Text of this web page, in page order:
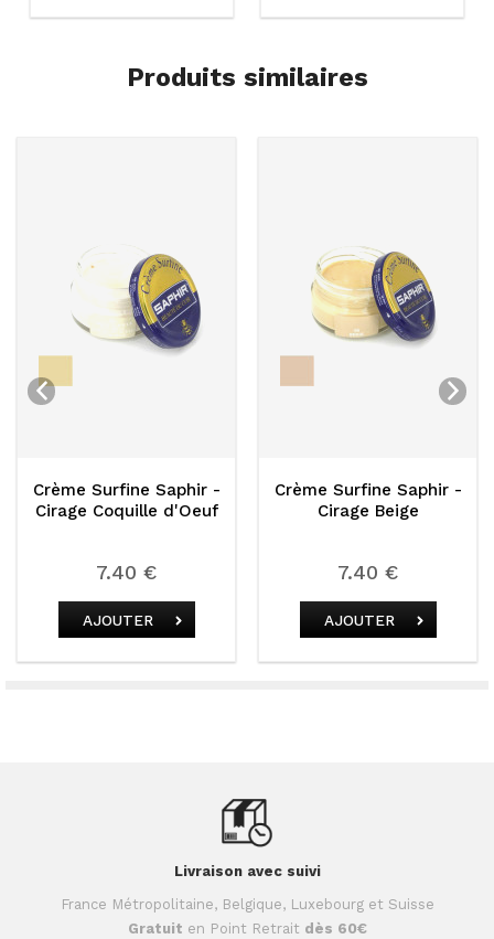
Produits similaires
Crème Surfine Saphir -
Cirage Coquille d'Oeuf
7.40 €
AJOUTER
Crème Surfine Saphir -
Cirage Beige
7.40 €
AJOUTER
Livraison avec suivi
France Métropolitaine, Belgique, Luxebourg et Suisse
Gratuit en Point Retrait dès 60€